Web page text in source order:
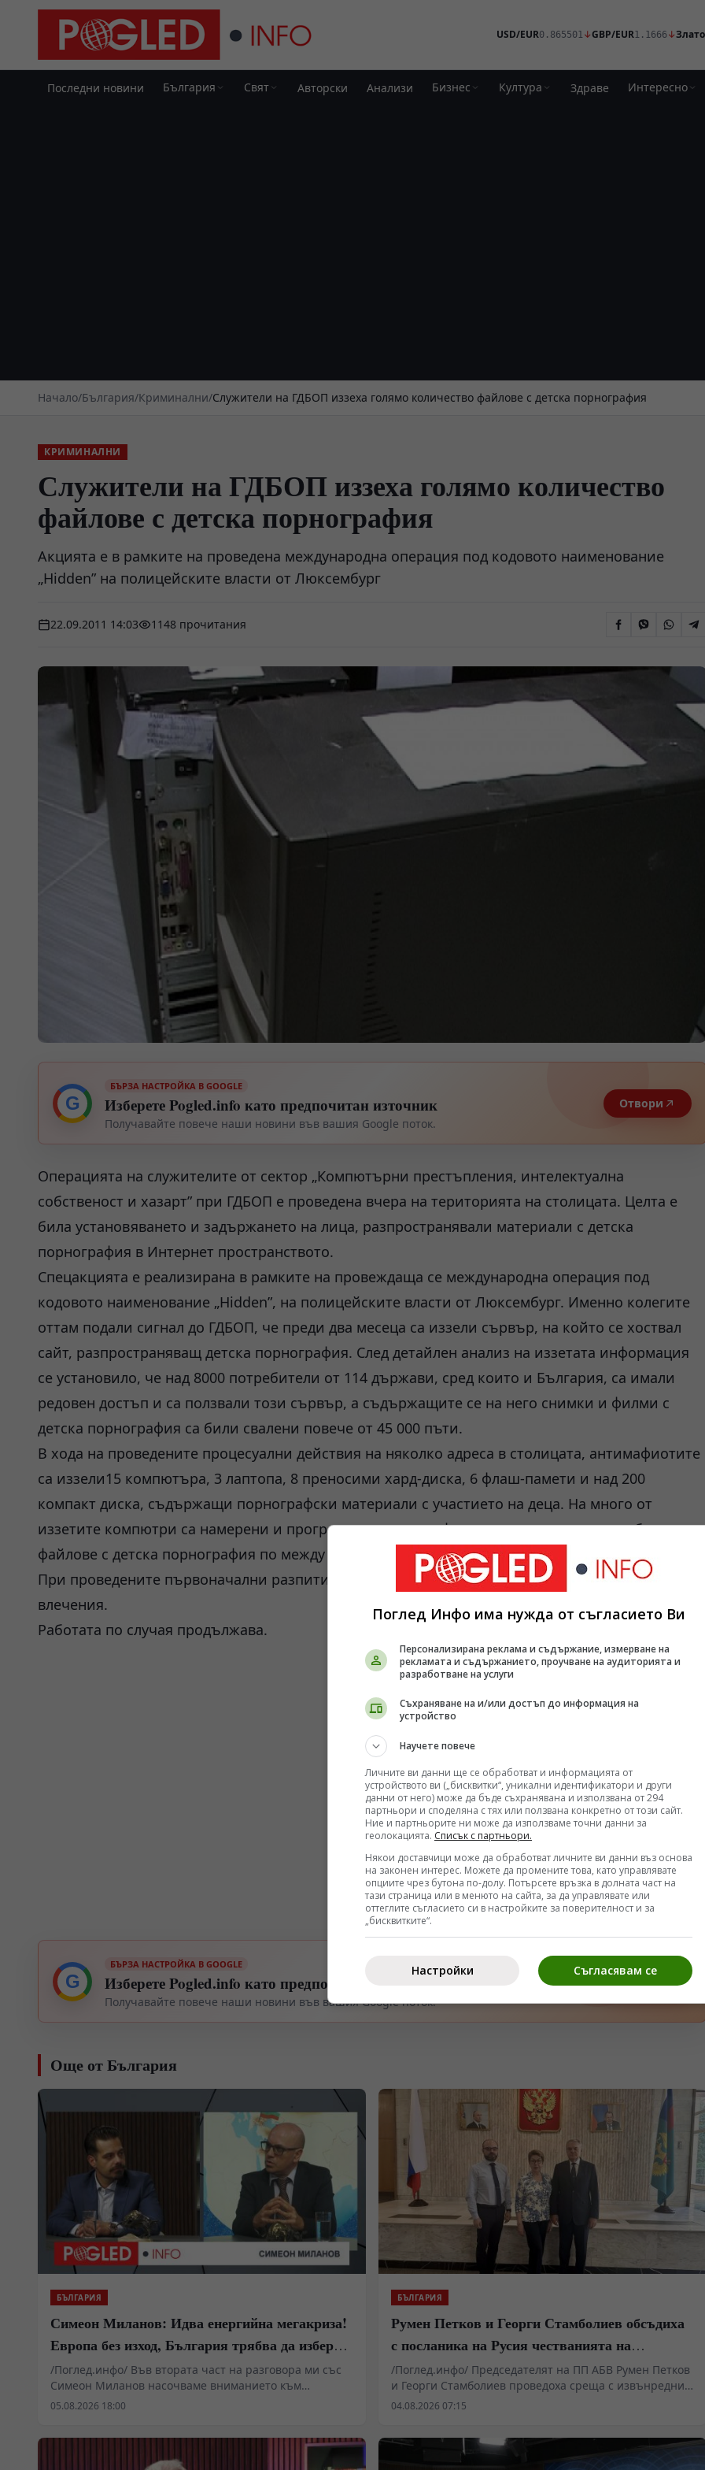
USD/EUR0.865501↓GBP/EUR1.1666↓Злато
Последни новини България Свят Авторски Анализи Бизнес Култура Здраве Интересно
Начало/България/Криминални/Служители на ГДБОП иззеха голямо количество файлове с детска порнография
КРИМИНАЛНИ
Служители на ГДБОП иззеха голямо количество
файлове с детска порнография
Акцията е в рамките на проведена международна операция под кодовото наименование
„Hidden” на полицейските власти от Люксембург
22.09.2011 14:03 1148 прочитания
G
БЪРЗА НАСТРОЙКА В GOOGLE
Изберете Pogled.info като предпочитан източник
Получавайте повече наши новини във вашия Google поток.
Отвори
Операцията на служителите от сектор „Компютърни престъпления, интелектуална
собственост и хазарт” при ГДБОП е проведена вчера на територията на столицата. Целта е
била установяването и задържането на лица, разпространявали материали с детска
порнография в Интернет пространството.
Спецакцията е реализирана в рамките на провеждаща се международна операция под
кодовото наименование „Hidden”, на полицейските власти от Люксембург. Именно колегите
оттам подали сигнал до ГДБОП, че преди два месеца са иззели сървър, на който се хоствал
сайт, разпространяващ детска порнография. След детайлен анализ на иззетата информация
се установило, че над 8000 потребители от 114 държави, сред които и България, са имали
редовен достъп и са ползвали този сървър, а съдържащите се на него снимки и филми с
детска порнография са били свалени повече от 45 000 пъти.
В хода на проведените процесуални действия на няколко адреса в столицата, антимафиотите
са иззели15 компютъра, 3 лаптопа, 8 преносими хард-диска, 6 флаш-памети и над 200
компакт диска, съдържащи порнографски материали с участието на деца. На много от
иззетите компютри са намерени и програми, които педофилите използвали, за да обменят
файлове с детска порнография по между си.
При проведените първоначални разпити, част от лицата са признали за своите сексуални
влечения.
Работата по случая продължава.
G
БЪРЗА НАСТРОЙКА В GOOGLE
Изберете Pogled.info като предпочитан източник
Получавайте повече наши новини във вашия Google поток.
Още от България
БЪЛГАРИЯ
Симеон Миланов: Идва енергийна мегакриза!
Европа без изход, България трябва да избере
сама пътя си
/Поглед.инфо/ Във втората част на разговора ми със
Симеон Миланов насочваме вниманието към
бъдещето на Европейския съюз, задълбочаващата се
в нов геополитически етап. Обсъждаме възможно ли
е Европа да преосмисли отношенията си с Русия, има
05.08.2026 18:00
БЪЛГАРИЯ
Румен Петков и Георги Стамболиев обсъдиха
с посланика на Русия честванията на
Шипченската епопея и осъдиха медийните
лъжи за събитията в храм „Св. Неделя“
/Поглед.инфо/ Председателят на ПП АБВ Румен Петков
и Георги Стамболиев проведоха среща с извънредния
и пълномощен посланик на Руската федерация в
боевете при Шипка, които ще се проведат на 21
август. Беше подчертана необходимостта паметта за
04.08.2026 07:15
Поглед Инфо има нужда от съгласието Ви
Персонализирана реклама и съдържание, измерване на
рекламата и съдържанието, проучване на аудиторията и
разработване на услуги
Съхраняване на и/или достъп до информация на
устройство
Научете повече
Личните ви данни ще се обработват и информацията от
устройството ви („бисквитки“, уникални идентификатори и други
данни от него) може да бъде съхранявана и използвана от 294
партньори и споделяна с тях или ползвана конкретно от този сайт.
Ние и партньорите ни може да използваме точни данни за
геолокацията. Списък с партньори.
Някои доставчици може да обработват личните ви данни въз основа
на законен интерес. Можете да промените това, като управлявате
опциите чрез бутона по-долу. Потърсете връзка в долната част на
тази страница или в менюто на сайта, за да управлявате или
оттеглите съгласието си в настройките за поверителност и за
„бисквитките“.
Съгласявам се
Настройки